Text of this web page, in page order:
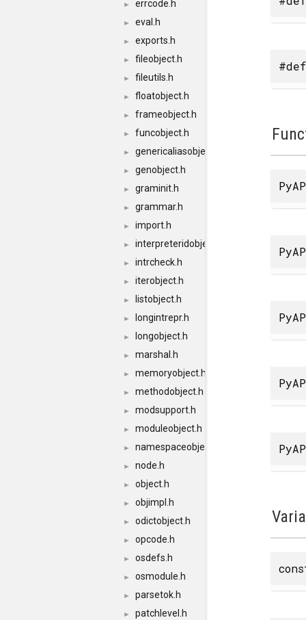
► errcode.h
► eval.h
► exports.h
► fileobject.h
► fileutils.h
► floatobject.h
► frameobject.h
► funcobject.h
► genericaliasobject.h
► genobject.h
► graminit.h
► grammar.h
► import.h
► interpreteridobject.h
► intrcheck.h
► iterobject.h
► listobject.h
► longintrepr.h
► longobject.h
► marshal.h
► memoryobject.h
► methodobject.h
► modsupport.h
► moduleobject.h
► namespaceobject.h
► node.h
► object.h
► objimpl.h
► odictobject.h
► opcode.h
► osdefs.h
► osmodule.h
► parsetok.h
► patchlevel.h